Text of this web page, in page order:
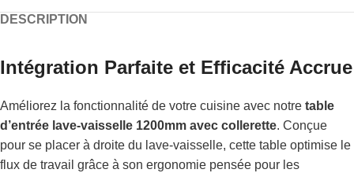
DESCRIPTION
Intégration Parfaite et Efficacité Accrue
Améliorez la fonctionnalité de votre cuisine avec notre table
d’entrée lave-vaisselle 1200mm avec collerette. Conçue
pour se placer à droite du lave-vaisselle, cette table optimise le
flux de travail grâce à son ergonomie pensée pour les